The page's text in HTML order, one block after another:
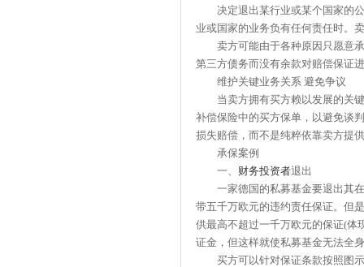
决定退出某行业或某个国家的公
业或国家的业务负有任何责任时。
卖方可能由于各种原因只愿意承
第三方债务而没有余款对赔偿保证
维护关键业务关系 避免争议
当卖方拥有买方赖以发展的关键
补偿保险中的买方保单，以避免谈
损失赔偿，而不是纯粹依靠卖方提
承保案例
一、 财务投资者退出
一家德国的私募基金要退出其在
带五千万欧元的违约责任保证。但
供最高不超过一千万欧元的保证(体
证金，但这样就使私募基金无法全
买方可以针对保证条款按照图示